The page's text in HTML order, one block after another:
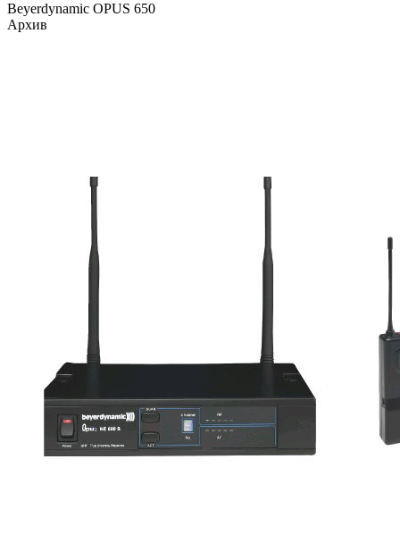
Beyerdynamic OPUS 650
Архив